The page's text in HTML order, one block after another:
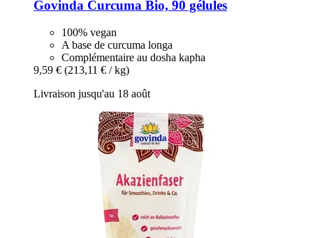
Govinda Curcuma Bio, 90 gélules
100% vegan
A base de curcuma longa
Complémentaire au dosha kapha
9,59 € (213,11 € / kg)
Livraison jusqu'au 18 août